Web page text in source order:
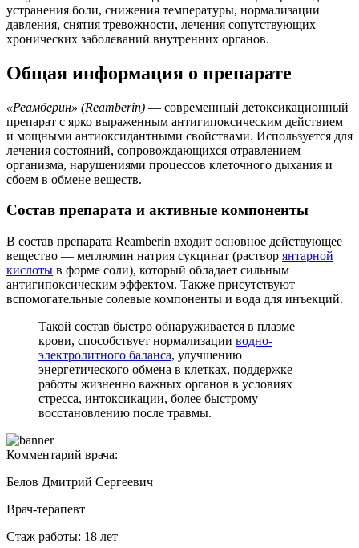
устранения боли, снижения температуры, нормализации
давления, снятия тревожности, лечения сопутствующих
хронических заболеваний внутренних органов.
Общая информация о препарате
«Реамберин» (Reamberin) — современный детоксикационный
препарат с ярко выраженным антигипоксическим действием
и мощными антиоксидантными свойствами. Используется для
лечения состояний, сопровождающихся отравлением
организма, нарушениями процессов клеточного дыхания и
сбоем в обмене веществ.
Состав препарата и активные компоненты
В состав препарата Reamberin входит основное действующее
вещество — меглюмин натрия сукцинат (раствор янтарной
кислоты в форме соли), который обладает сильным
антигипоксическим эффектом. Также присутствуют
вспомогательные солевые компоненты и вода для инъекций.
Такой состав быстро обнаруживается в плазме
крови, способствует нормализации водно-
электролитного баланса, улучшению
энергетического обмена в клетках, поддержке
работы жизненно важных органов в условиях
стресса, интоксикации, более быстрому
восстановлению после травмы.
Комментарий врача:
Белов Дмитрий Сергеевич
Врач-терапевт
Стаж работы: 18 лет